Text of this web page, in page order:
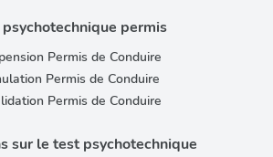
permis
Permis de Conduire
Permis de Conduire
Permis de Conduire
sur le test psychotechnique